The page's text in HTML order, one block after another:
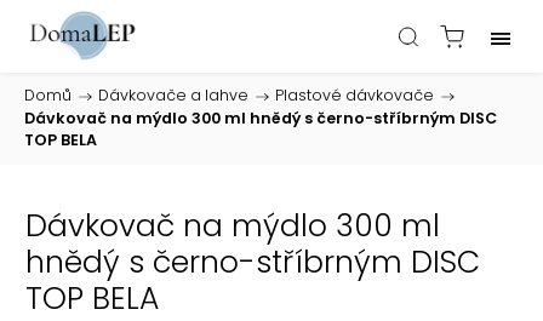
Domů / Dávkovače a lahve / Plastové dávkovače /
Dávkovač na mýdlo 300 ml hnědý s černo-stříbrným DISC
TOP BELA
Dávkovač na mýdlo 300 ml
hnědý s černo-stříbrným DISC
TOP BELA